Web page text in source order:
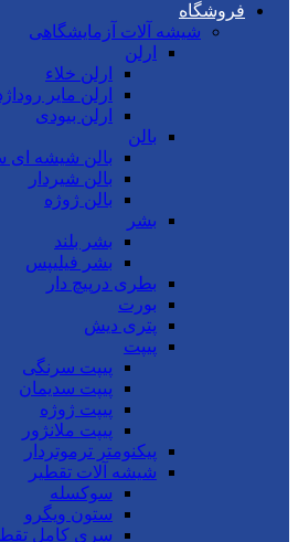
فروشگاه
شیشه آلات آزمایشگاهی
ارلن
ارلن خلاء
ارلن مایر
ارلن بیودی
بالن
بالن شیشه ای
بالن شیردار
بالن ژوژه
بشر
بشر بلند
بشر فیلیپس
بطری درپیچ دار
بورت
پتری دیش
پیپت
پیپت سرنگی
پیپت سدیمان
پیپت ژوژه
پیپت ملانژور
پیکنومتر ترموتردار
شیشه آلات تقطیر
سوکسله
ستون ویگرو
سری کامل